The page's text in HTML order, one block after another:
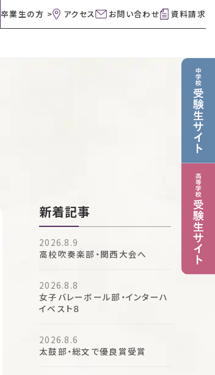
卒業生の方 > アクセス お問い合わせ 資料請求
新着記事
2026.8.9
高校吹奏楽部・関西大会へ
2026.8.8
女子バレーボール部・インターハ
イベスト８
2026.8.6
太鼓部・総文で優良賞受賞